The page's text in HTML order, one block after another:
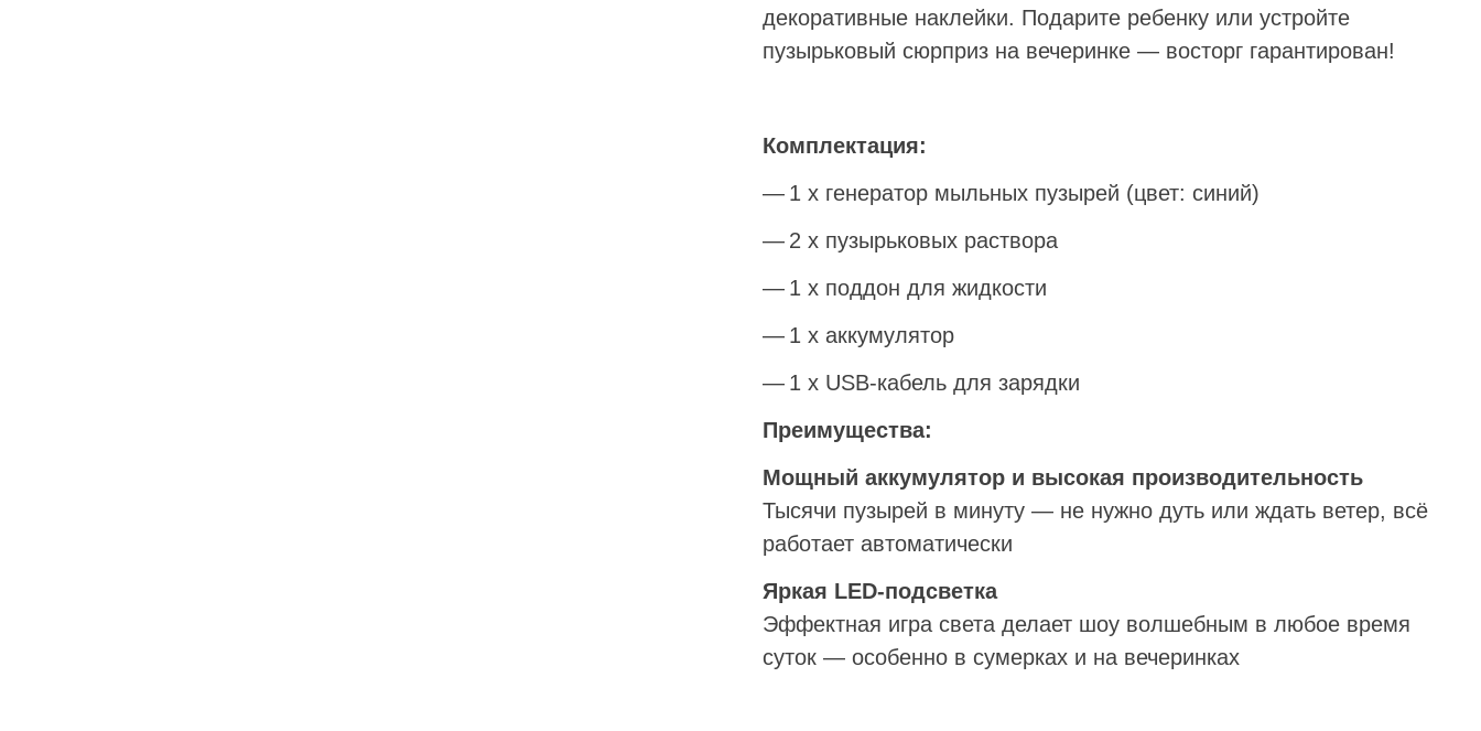
декоративные наклейки. Подарите ребенку или устройте
пузырьковый сюрприз на вечеринке — восторг гарантирован!
Комплектация:
1 х генератор мыльных пузырей (цвет: синий)
2 х пузырьковых раствора
1 х поддон для жидкости
1 х аккумулятор
1 х USB-кабель для зарядки
Преимущества:
Мощный аккумулятор и высокая производительность
Тысячи пузырей в минуту — не нужно дуть или ждать ветер, всё
работает автоматически
Яркая LED-подсветка
Эффектная игра света делает шоу волшебным в любое время
суток — особенно в сумерках и на вечеринках